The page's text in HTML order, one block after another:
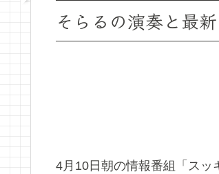
そらるの演奏と最
4月10日朝の情報番組「スッ